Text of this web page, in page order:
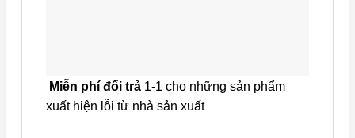
Miễn phí đổi trả 1-1 cho những sản phẩm
xuất hiện lỗi từ nhà sản xuất